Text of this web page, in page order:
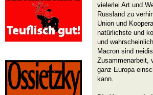
vielerlei Art und
Russland zu
Union und
natürlichste und
und
Macron sind
Zusammenarbeit,
ganz Europa
kann.